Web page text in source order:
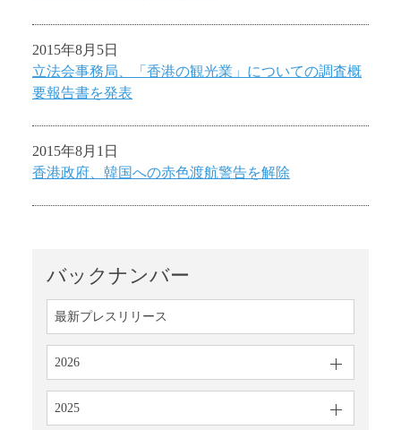
バックナンバー
最新プレスリリース
2026
2025
2015年8月5日
立法会事務局、「香港の観光業」についての調査概
要報告書を発表
2015年8月1日
香港政府、韓国への赤色渡航警告を解除